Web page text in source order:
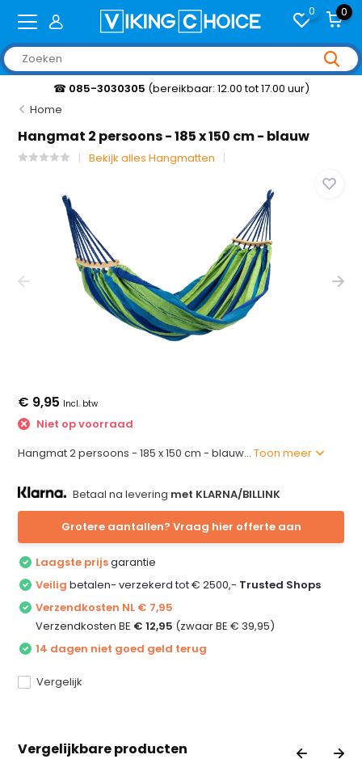
0 0
☎ 085-3030305 (bereikbaar: 12.00 tot 17.00 uur)
Home
Hangmat 2 persoons - 185 x 150 cm - blauw
Bekijk alles Hangmatten
€ 9,95 Incl. btw
Niet op voorraad
Hangmat 2 persoons - 185 x 150 cm - blauw...Toon meer
Betaal na levering met KLARNA/BILLINK
Grotere aantallen? Vraag hier offerte aan
Laagste prijsgarantie
Veilig betalen- verzekerd tot € 2500,- Trusted Shops
Verzendkosten NL € 7,95
Verzendkosten BE € 12,95 (zwaar BE € 39,95)
14 dagen niet goed geld terug
Vergelijk
Vergelijkbare producten